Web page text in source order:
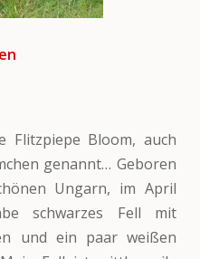
Flitzpiepe Bloom, auch
genannt… Geboren
Ungarn, im April
schwarzes Fell mit
und ein paar weißen